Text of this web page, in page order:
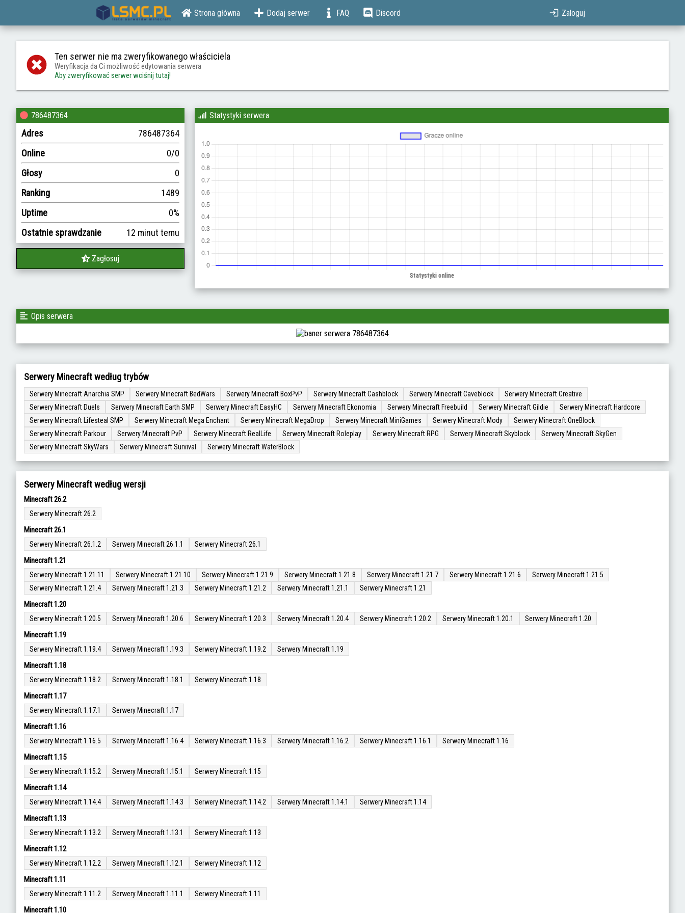
Strona główna Dodaj serwer FAQ Discord Zaloguj
Ten serwer nie ma zweryfikowanego właściciela
Weryfikacja da Ci możliwość edytowania serwera
Aby zweryfikować serwer wciśnij tutaj!
786487364
Adres
786487364
Online
0/0
Głosy
0
Ranking
1489
Uptime
0%
Ostatnie sprawdzanie
12 minut temu
Zagłosuj
Statystyki serwera
Opis serwera
Serwery Minecraft według trybów
Serwery Minecraft Anarchia SMP Serwery Minecraft BedWars Serwery Minecraft BoxPvP Serwery Minecraft Cashblock Serwery Minecraft Caveblock
Serwery Minecraft Creative
Serwery Minecraft Duels
Serwery Minecraft Earth SMP Serwery Minecraft EasyHC Serwery Minecraft Ekonomia Serwery Minecraft Freebuild Serwery Minecraft Gildie
Serwery Minecraft Hardcore
Serwery Minecraft Lifesteal SMP
Serwery Minecraft Mega Enchant Serwery Minecraft MegaDrop Serwery Minecraft MiniGames Serwery Minecraft Mody
Serwery Minecraft OneBlock
Serwery Minecraft Parkour
Serwery Minecraft PvP Serwery Minecraft RealLife Serwery Minecraft Roleplay Serwery Minecraft RPG Serwery Minecraft Skyblock
Serwery Minecraft SkyGen
Serwery Minecraft SkyWars
Serwery Minecraft Survival Serwery Minecraft WaterBlock
Serwery Minecraft według wersji
Minecraft 26.2
Serwery Minecraft 26.2
Minecraft 26.1
Serwery Minecraft 26.1.2 Serwery Minecraft 26.1.1 Serwery Minecraft 26.1
Minecraft 1.21
Serwery Minecraft 1.21.11 Serwery Minecraft 1.21.10 Serwery Minecraft 1.21.9 Serwery Minecraft 1.21.8 Serwery Minecraft 1.21.7 Serwery Minecraft 1.21.6
Serwery Minecraft 1.21.5
Serwery Minecraft 1.21.4
Serwery Minecraft 1.21.3 Serwery Minecraft 1.21.2 Serwery Minecraft 1.21.1 Serwery Minecraft 1.21
Minecraft 1.20
Serwery Minecraft 1.20.5 Serwery Minecraft 1.20.6 Serwery Minecraft 1.20.3 Serwery Minecraft 1.20.4 Serwery Minecraft 1.20.2 Serwery Minecraft 1.20.1 Serwery Minecraft 1.20
Minecraft 1.19
Serwery Minecraft 1.19.4 Serwery Minecraft 1.19.3 Serwery Minecraft 1.19.2 Serwery Minecraft 1.19
Minecraft 1.18
Serwery Minecraft 1.18.2 Serwery Minecraft 1.18.1 Serwery Minecraft 1.18
Minecraft 1.17
Serwery Minecraft 1.17.1 Serwery Minecraft 1.17
Minecraft 1.16
Serwery Minecraft 1.16.5 Serwery Minecraft 1.16.4 Serwery Minecraft 1.16.3 Serwery Minecraft 1.16.2 Serwery Minecraft 1.16.1 Serwery Minecraft 1.16
Minecraft 1.15
Serwery Minecraft 1.15.2 Serwery Minecraft 1.15.1 Serwery Minecraft 1.15
Minecraft 1.14
Serwery Minecraft 1.14.4 Serwery Minecraft 1.14.3 Serwery Minecraft 1.14.2 Serwery Minecraft 1.14.1 Serwery Minecraft 1.14
Minecraft 1.13
Serwery Minecraft 1.13.2 Serwery Minecraft 1.13.1 Serwery Minecraft 1.13
Minecraft 1.12
Serwery Minecraft 1.12.2 Serwery Minecraft 1.12.1 Serwery Minecraft 1.12
Minecraft 1.11
Serwery Minecraft 1.11.2 Serwery Minecraft 1.11.1 Serwery Minecraft 1.11
Minecraft 1.10